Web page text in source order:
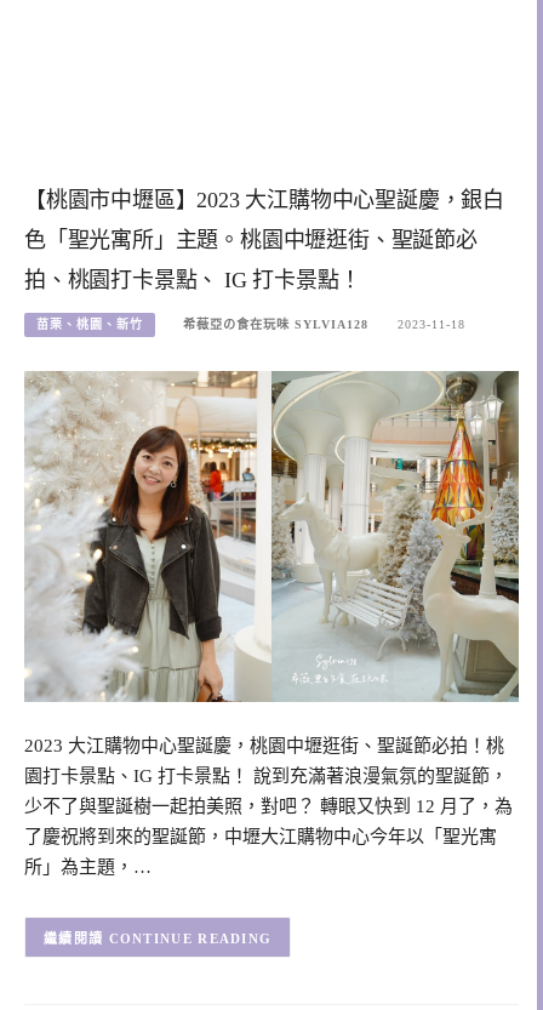
【桃園市中壢區】2023 大江購物中心聖誕慶，銀白
色「聖光寓所」主題。桃園中壢逛街、聖誕節必
拍、桃園打卡景點、 IG 打卡景點！
苗栗、桃園、新竹 希薇亞の食在玩味 SYLVIA128 2023-11-18
2023 大江購物中心聖誕慶，桃園中壢逛街、聖誕節必拍！桃
園打卡景點、IG 打卡景點！ 說到充滿著浪漫氣氛的聖誕節，
少不了與聖誕樹一起拍美照，對吧？ 轉眼又快到 12 月了，為
了慶祝將到來的聖誕節，中壢大江購物中心今年以「聖光寓
所」為主題，…
CONTINUE READING